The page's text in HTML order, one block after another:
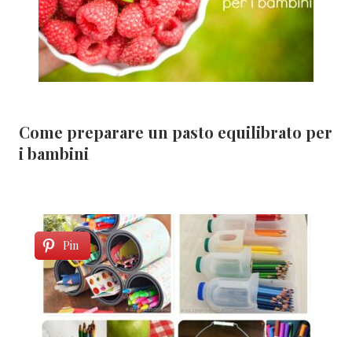
Come preparare un pasto equilibrato per
i bambini
Pin